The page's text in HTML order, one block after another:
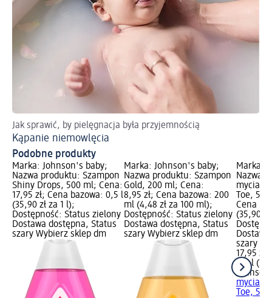
Jak sprawić, by pielęgnacja była przyjemnością
Kąpanie niemowlęcia
Podobne produkty
Marka: Johnson's baby;
Nazwa produktu: Szampon
Shiny Drops, 500 ml; Cena:
17,95 zł; Cena bazowa: 0,5 l
(35,90 zł za 1 l);
Dostępność: Status zielony
Dostawa dostępna, Status
szary Wybierz sklep dm
Marka: Johnson's baby;
Nazwa produktu: Szampon
Gold, 200 ml; Cena:
8,95 zł; Cena bazowa: 200
ml (4,48 zł za 100 ml);
Dostępność: Status zielony
Dostawa dostępna, Status
szary Wybierz sklep dm
Marka:
Nazwa
mycia
Toe,
Cena
(35,90
szary
17,95 zł
0,5 l
mycia
Toe,